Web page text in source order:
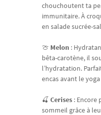
chouchoutent ta
immunitaire. À
en salade sucrée-
🍈 Melon :
bêta-carotène, il
l’hydratation.
encas avant le
🍒 Cerises : Encore
sommeil grâce à